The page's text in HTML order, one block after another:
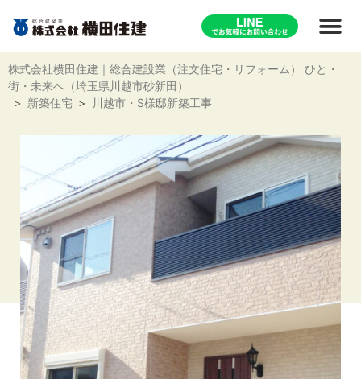
株式会社横田住建｜総合建設業（注文住宅・リフォーム） ひと・
街・未来へ（埼玉県川越市砂新田）
新築住宅
川越市・S様邸新築工事